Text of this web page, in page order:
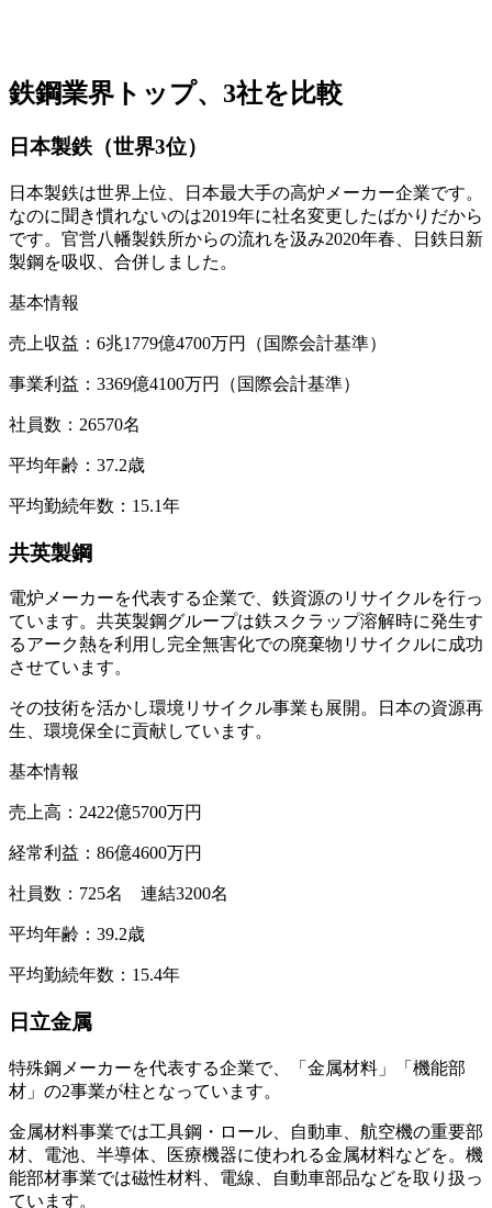
鉄鋼業界トップ、3社を比較
日本製鉄（世界3位）
日本製鉄は世界上位、日本最大手の高炉メーカー企業です。
なのに聞き慣れないのは2019年に社名変更したばかり だから
です。官営八幡製鉄所からの流れを汲み2020年春、日鉄日新
製鋼を吸収、合併しました。
基本情報
売上収益：6兆1779億4700万円（国際会計基準）
事業利益：3369億4100万円（国際会計基準）
社員数：26570名
平均年齢：37.2歳
平均勤続年数：15.1年
共英製鋼
電炉メーカーを代表する企業で、鉄資源のリサイクルを行っ
ています。 共英製鋼グループは鉄スクラップ溶解時に発生す
るアーク熱を利用し完全無害化での廃棄物リサイクルに成功
させています。
その技術を活かし環境リサイクル事業も展開。日本の資源再
生、環境保全に貢献しています。
基本情報
売上高：2422億5700万円
経常利益：86億4600万円
社員数：725名 連結3200名
平均年齢：39.2歳
平均勤続年数：15.4年
日立金属
特殊鋼メーカーを代表する企業で、「金属材料」「機能部
材」の2事業が柱となっています。
金属材料事業では工具鋼・ロール、自動車、航空機の重要部
材、電池、半導体、医療機器に使われる金属材料などを。機
能部材事業では磁性材料、電線、自動車部品などを取り扱っ
ています。